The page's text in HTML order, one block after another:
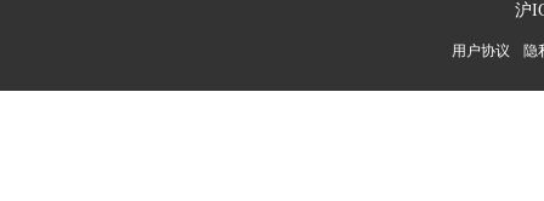
沪
用户协议 隐